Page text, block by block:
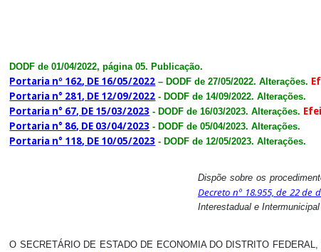
DODF de 01/04/2022, página 05. Publicação.
Portaria nº 162, DE 16/05/2022 – DODF de 27/05/2022. Alterações.
Portaria n° 281, DE 12/09/2022 - DODF de 14/09/2022. Alterações.
Portaria n° 67, DE 15/03/2023 - DODF de 16/03/2023. Alterações.
Portaria n° 86, DE 03/04/2023 - DODF de 05/04/2023. Alterações.
Portaria n° 118, DE 10/05/2023 - DODF de 12/05/2023. Alterações.
Dispõe sobre os
Decreto nº 18.955, de 22 de
Interestadual e
O SECRETÁRIO DE ESTADO DE ECONOMIA DO DISTRITO